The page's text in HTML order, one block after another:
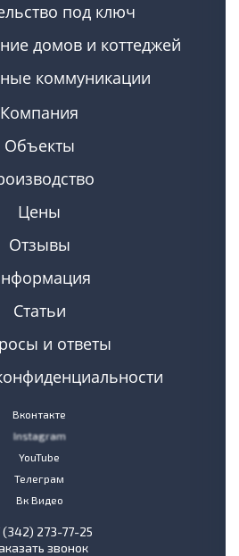
под ключ
домов и коттеджей
коммуникации
Компания
Объекты
Цены
Отзывы
Статьи
и ответы
Вконтакте
Instagram
YouTube
Телеграм
Вк Видео
(342) 273-77-25
звонок